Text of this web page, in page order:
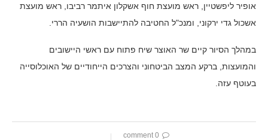
אופיר ליפשטיין, ראש מועצת חוף אשקלון איתמר רביבו, ראש מועצת
אשכול גדי ירקוני, ומנכ"ל החטיבה להתיישבות הושעיה הררי.
במהלך הסיור קיים שר האוצר שיח פתוח עם ראשי היישובים
והמועצות, ברקע המצב הביטחוני והצרכים הייחודיים של האוכלוסייה
בעוטף עזה.
0 comment